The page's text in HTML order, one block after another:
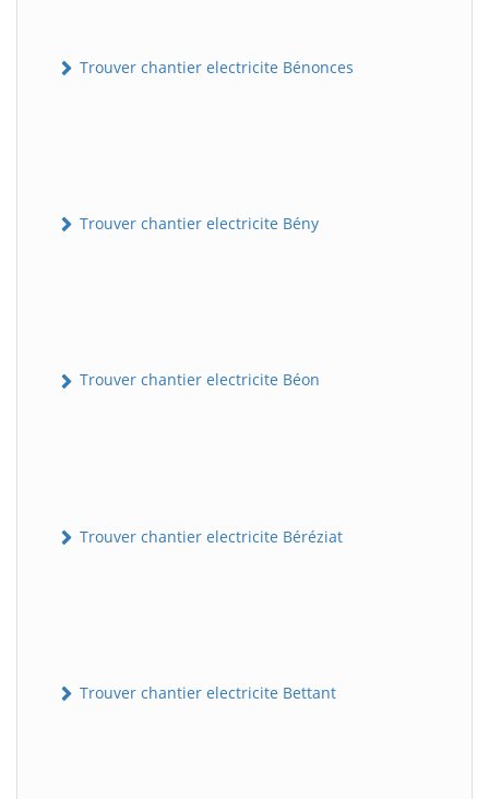
Trouver chantier electricite Bénonces
Trouver chantier electricite Bény
Trouver chantier electricite Béon
Trouver chantier electricite Béréziat
Trouver chantier electricite Bettant